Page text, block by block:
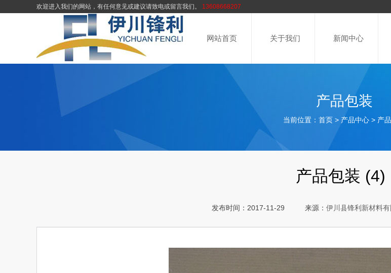
欢迎进入我们的网站，有任何意见或建议请致电或留言我们。 13608668207
网站首页 关于我们 新闻中心
产品包装
当前位置：首页 > 产品中心 > 产
产品包装 (4)
发布时间：2017-11-29 来源： 伊川县锋利新材料有